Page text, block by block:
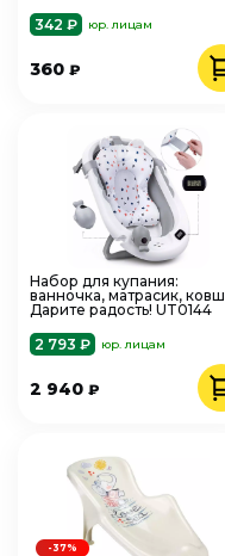
342 ₽
юр. лицам
360 ₽
Набор для купания:
ванночка, матрасик, ковш
Дарите радость! UT0144
2 793 ₽
юр. лицам
2 940 ₽
-37%